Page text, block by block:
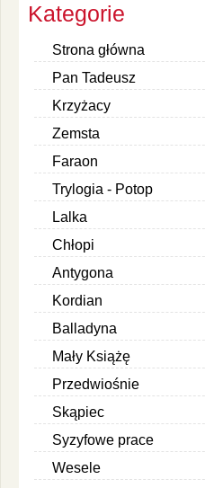
Kategorie
Strona główna
Pan Tadeusz
Krzyżacy
Zemsta
Faraon
Trylogia - Potop
Lalka
Chłopi
Antygona
Kordian
Balladyna
Mały Książę
Przedwiośnie
Skąpiec
Syzyfowe prace
Wesele